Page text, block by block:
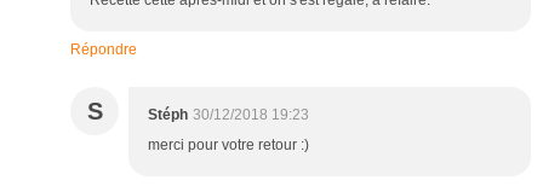
Répondre
S Stéph 30/12/2018 19:23
merci pour votre retour :)